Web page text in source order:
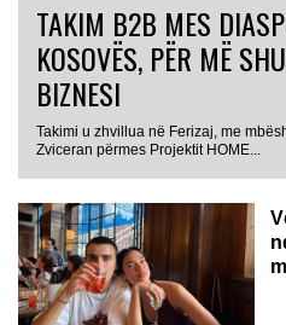
TAKIM B2B MES
KOSOVËS, PËR MË
BIZNESI
Takimi u zhvillua në Ferizaj, me
Zviceran përmes Projektit HOME...
GJERMANI